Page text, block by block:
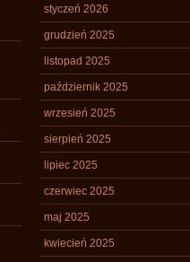
styczeń 2026
grudzień 2025
listopad 2025
październik 2025
wrzesień 2025
sierpień 2025
lipiec 2025
czerwiec 2025
maj 2025
kwiecień 2025